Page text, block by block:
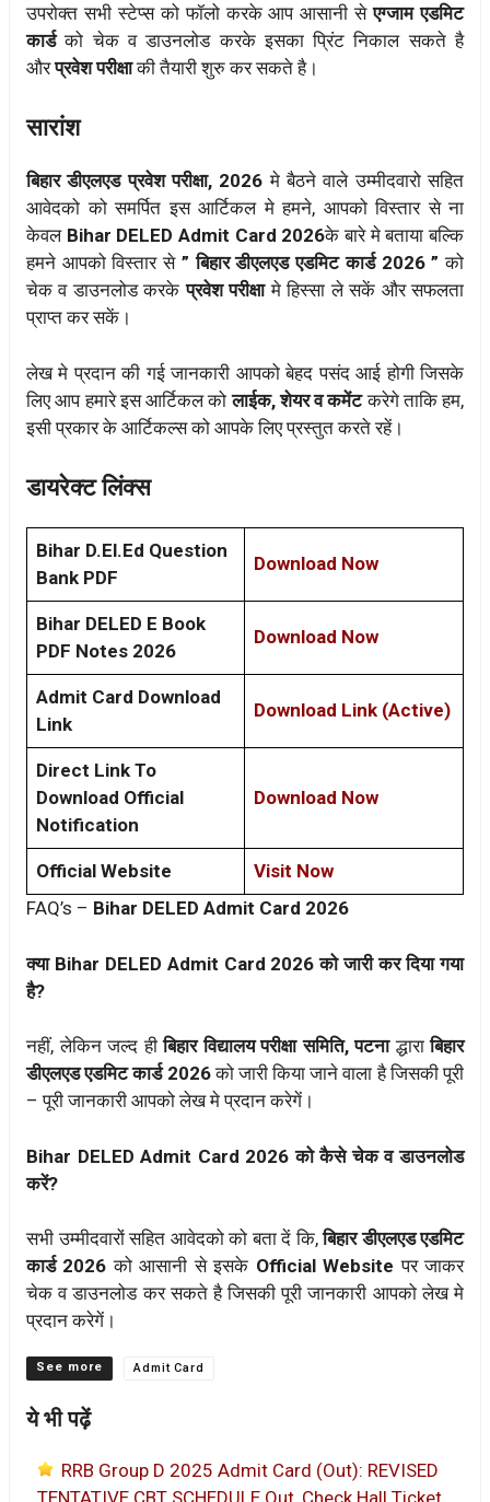
उपरोक्त सभी स्टेप्स को फॉलो करके आप आसानी सेएग्जाम एडमिट
कार्डको चेक व डाउनलोड करके इसका प्रिंट निकाल सकते है
औरप्रवेश परीक्षाकी तैयारी शुरु कर सकते है।
सारांश
बिहार डीएलएड प्रवेश परीक्षा, 2026मे बैठने वाले उम्मीदवारो सहित
आवेदको को समर्पित इस आर्टिकल मे हमने, आपको विस्तार से ना
केवल Bihar DELED Admit Card 2026के बारे मे बताया बल्कि
हमने आपको विस्तार से ” बिहार डीएलएड एडमिट कार्ड 2026 ”को
चेक व डाउनलोड करके प्रवेश परीक्षामे हिस्सा ले सकें और सफलता
प्राप्त कर सकें।
लेख मे प्रदान की गई जानकारी आपको बेहद पसंद आई होगी जिसके
लिए आप हमारे इस आर्टिकल कोलाईक, शेयर व कमेंटकरेगे ताकि हम,
इसी प्रकार के आर्टिकल्स को आपके लिए प्रस्तुत करते रहें।
डायरेक्ट लिंक्स
Bihar D.El.Ed Question
Bank PDF
Download Now
Bihar DELED E Book
PDF Notes 2026
Download Now
Admit Card Download
Link
Download Link (Active)
Direct Link To
Download Official
Notification
Download Now
Official Website
Visit Now
FAQ’s – Bihar DELED Admit Card 2026
क्या Bihar DELED Admit Card 2026 को जारी कर दिया गया
है?
नहीं, लेकिन जल्द हीबिहार विद्यालय परीक्षा समिति, पटनाद्धाराबिहार
डीएलएड एडमिट कार्ड 2026को जारी किया जाने वाला है जिसकी पूरी
– पूरी जानकारी आपको लेख मे प्रदान करेगें।
Bihar DELED Admit Card 2026 को कैसे चेक व डाउनलोड
करें?
सभी उम्मीदवारों सहित आवेदको को बता दें कि,बिहार डीएलएड एडमिट
कार्ड 2026को आसानी से इसके Official Website पर जाकर
चेक व डाउनलोड कर सकते है जिसकी पूरी जानकारी आपको लेख मे
प्रदान करेगें।
Categories Admit Card
ये भी पढ़ें
RRB Group D 2025 Admit Card (Out): REVISED